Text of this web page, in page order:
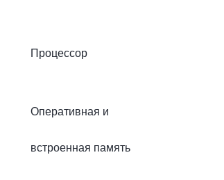
Процессор
Оперативная и
встроенная память